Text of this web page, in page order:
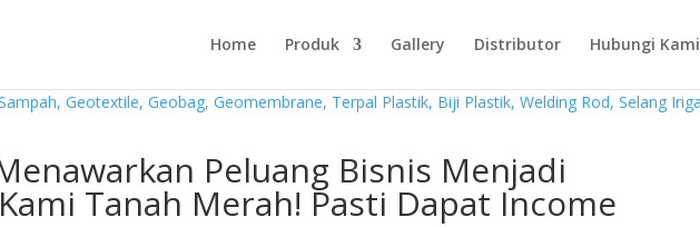
Home Produk Gallery Distributor Hubungi Kami
Peluang Bisnis Menjadi
Tanah Merah! Pasti Dapat Income